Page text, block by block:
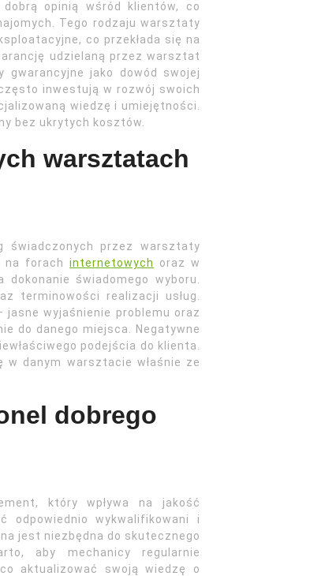
opinią wśród klientów, co
Tego rodzaju warsztaty
co przekłada się na
udzielaną przez warsztat
gwarancyjne jako dowód swojej
inwestują w rozwój swoich
wiedzę i umiejętności.
bez ukrytych kosztów.
warsztatach
świadczonych przez warsztaty
na forachinternetowych
oraz w
świadomego wyboru.
terminowości realizacji usług.
wyjaśnienie problemu oraz
do danego miejsca. Negatywne
podejścia do klienta.
danym warsztacie właśnie ze
dobrego
który wpływa na jakość
odpowiednio wykwalifikowani i
jest niezbędna do skutecznego
aby mechanicy regularnie
aktualizować swoją wiedzę o